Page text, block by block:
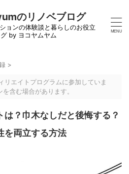
のリノベブログ
ョンの体験談と暮らしのお役立
by ヨコヤムヤム
>
リエイトプログラムに参加していま
含む場合があります。
？巾木なしだと後悔する？
を両立する方法